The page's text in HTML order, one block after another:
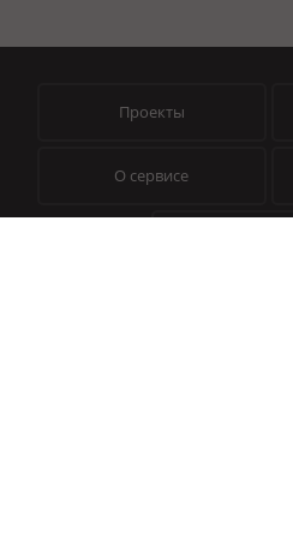
Проекты
О сервисе